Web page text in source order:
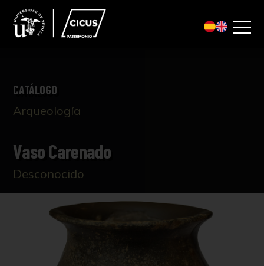
CATÁLOGO
Arqueología
Vaso Carenado
Desconocido